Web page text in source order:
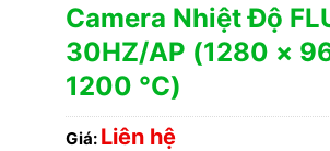
Camera Nhiệt Độ
30HZ/AP (1280 ×
1200 °C)
Giá: Liên hệ